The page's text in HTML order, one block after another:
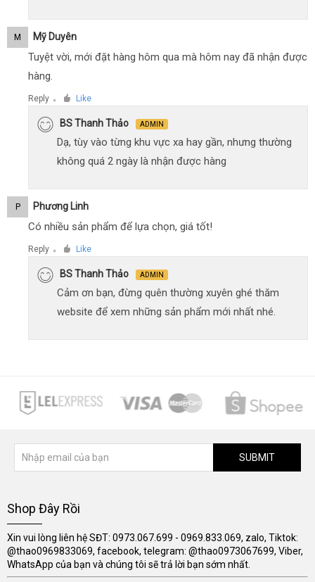
M Mỹ Duyên
Tuyệt vời, mới đặt hàng hôm qua mà hôm nay đã nhận được
hàng.
Reply ● Like
BS Thanh Thảo ADMIN
Dạ, tùy vào từng khu vực xa hay gần, nhưng thường
không quá 2 ngày là nhận được hàng
P Phương Linh
Có nhiều sản phẩm để lựa chọn, giá tốt!
Reply ● Like
BS Thanh Thảo ADMIN
Cảm ơn bạn, đừng quên thường xuyên ghé thăm
website để xem những sản phẩm mới nhất nhé.
SUBMIT
Shop Đây Rồi
Xin vui lòng liên hệ SĐT: 0973.067.699 - 0969.833.069, zalo, Tiktok:
@thao0969833069, facebook, telegram: @thao0973067699, Viber,
WhatsApp của bạn và chúng tôi sẽ trả lời bạn sớm nhất.